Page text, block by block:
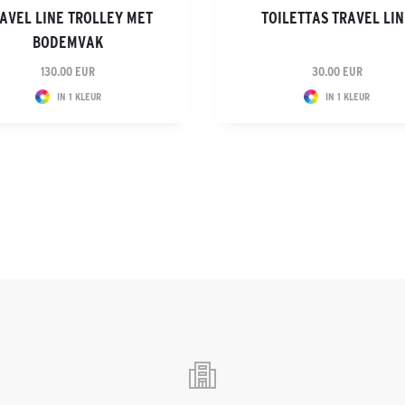
LINE TROLLEY MET
BODEMVAK
130.00 EUR
IN 1 KLEUR
TOILETTAS TRAVEL
30.00 EUR
IN 1 KLEUR